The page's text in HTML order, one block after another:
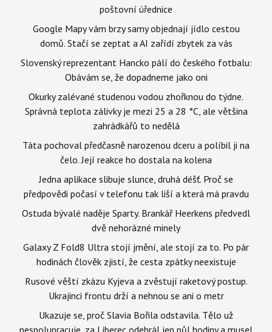
poštovní úřednice
Google Mapy vám brzy samy objednají jídlo cestou
domů. Stačí se zeptat a AI zařídí zbytek za vás
Slovenský reprezentant Hancko pálí do českého fotbalu:
Obávám se, že dopadneme jako oni
Okurky zalévané studenou vodou zhořknou do týdne.
Správná teplota zálivky je mezi 25 a 28 °C, ale většina
zahrádkářů to nedělá
Táta pochoval předčasně narozenou dceru a políbil ji na
čelo. Její reakce ho dostala na kolena
Jedna aplikace slibuje slunce, druhá déšť. Proč se
předpovědi počasí v telefonu tak liší a která má pravdu
Ostuda bývalé naděje Sparty. Brankář Heerkens předvedl
dvě nehorázné minely
Galaxy Z Fold8 Ultra stojí jmění, ale stojí za to. Po pár
hodinách člověk zjistí, že cesta zpátky neexistuje
Rusové věští zkázu Kyjeva a zvěstují raketový postup.
Ukrajinci frontu drží a nehnou se ani o metr
Ukazuje se, proč Slavia Bořila odstavila. Tělo už
nespolupracuje, za Liberec odehrál jen půl hodiny a musel